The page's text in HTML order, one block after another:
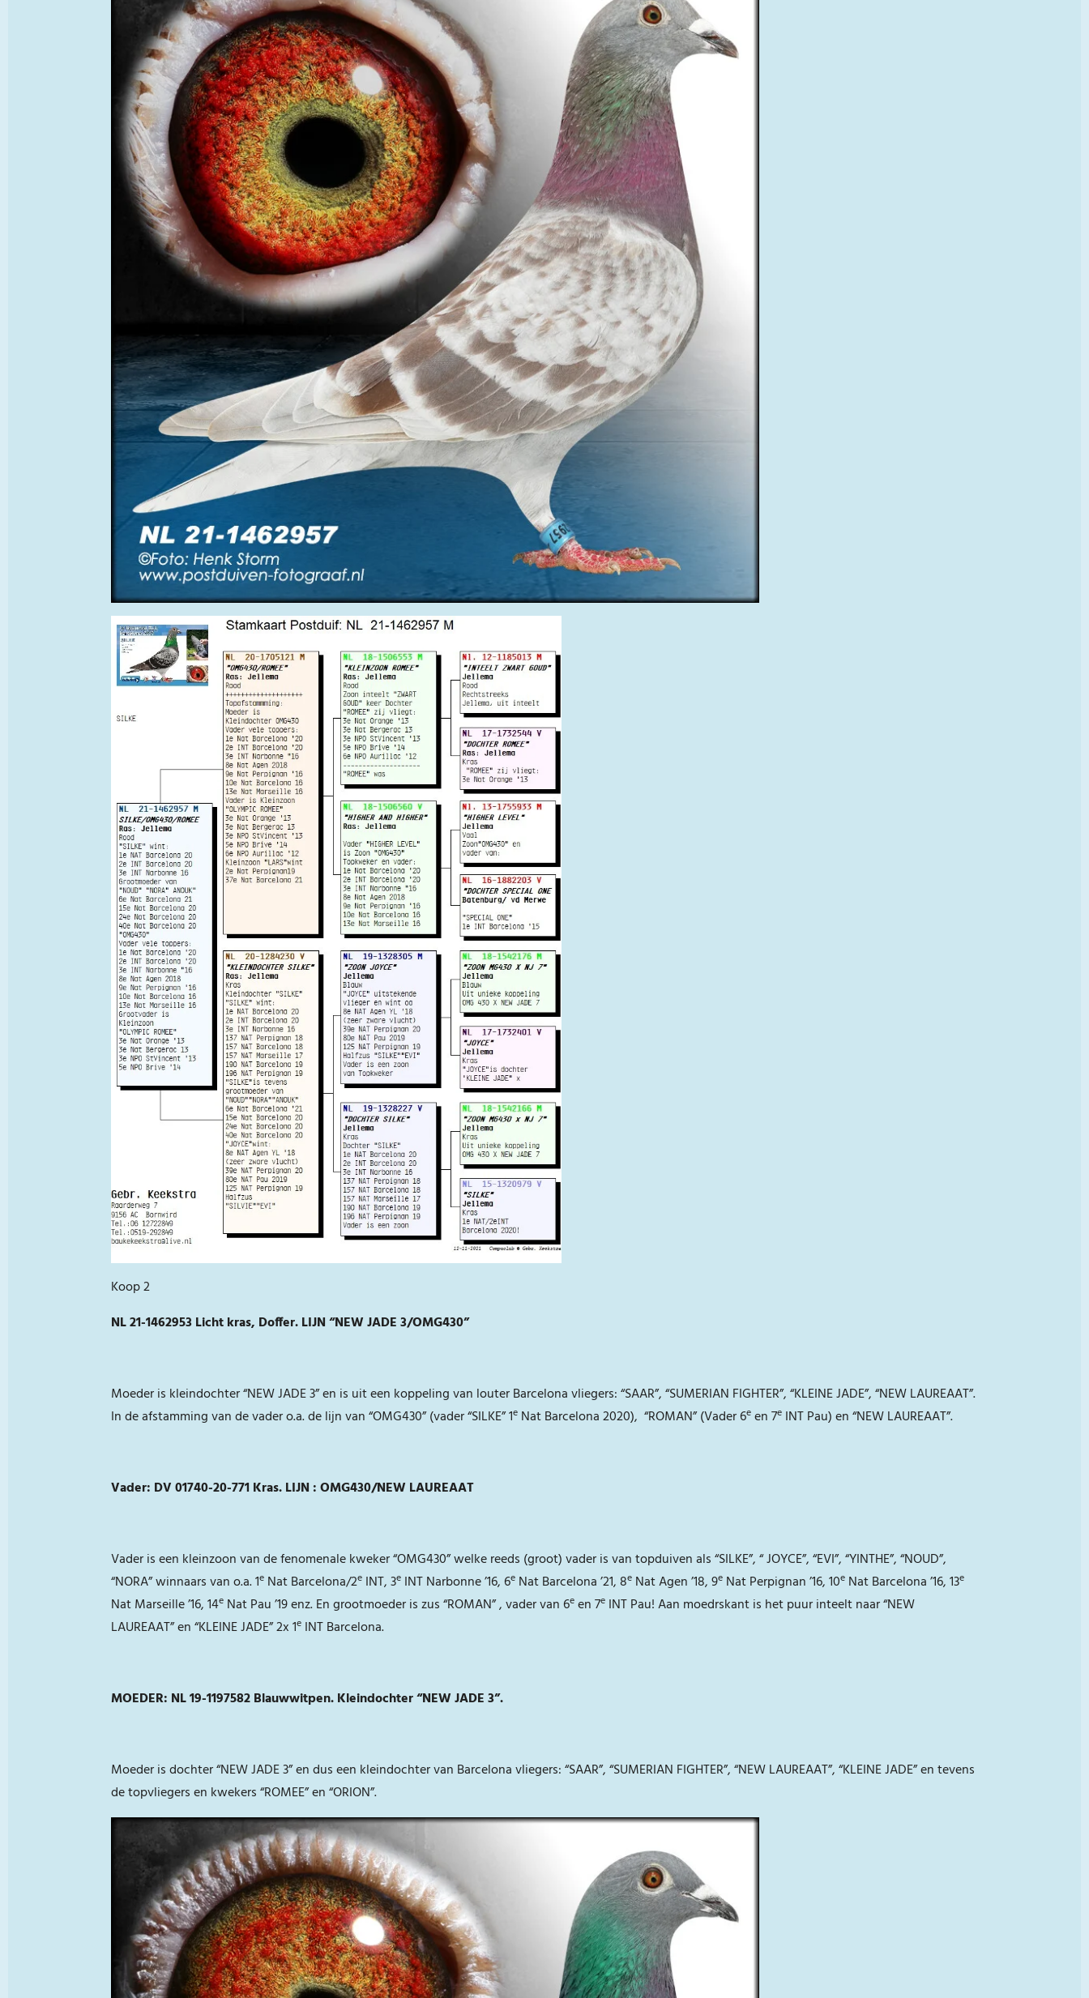
Koop 2
NL 21-1462953 Licht kras, Doffer. LIJN “NEW JADE 3/OMG430”
Moeder is kleindochter “NEW JADE 3” en is uit een koppeling van louter Barcelona vliegers: “SAAR”, “SUMERIAN FIGHTER”, “KLEINE JADE”, “NEW LAUREAAT”.
In de afstamming van de vader o.a. de lijn van “OMG430” (vader “SILKE” 1e Nat Barcelona 2020), “ROMAN” (Vader 6e en 7e INT Pau) en “NEW LAUREAAT”.
Vader: DV 01740-20-771 Kras.LIJN : OMG430/NEW LAUREAAT
Vader is een kleinzoon van de fenomenale kweker “OMG430” welke reeds (groot) vader is van topduiven als “SILKE”, “ JOYCE”, “EVI”, “YINTHE”, “NOUD”,
“NORA” winnaars van o.a. 1e Nat Barcelona/2e INT, 3e INT Narbonne ’16, 6e Nat Barcelona ’21, 8e Nat Agen ’18, 9e Nat Perpignan ’16, 10e Nat Barcelona ’16, 13e
Nat Marseille ’16, 14e Nat Pau ’19 enz. En grootmoeder is zus “ROMAN” , vader van 6e en 7e INT Pau! Aan moedrskant is het puur inteelt naar “NEW
LAUREAAT” en “KLEINE JADE” 2x 1e INT Barcelona.
MOEDER: NL 19-1197582 Blauwwitpen. Kleindochter “NEW JADE 3”.
Moeder is dochter “NEW JADE 3” en dus een kleindochter van Barcelona vliegers: “SAAR”, “SUMERIAN FIGHTER”, “NEW LAUREAAT”, “KLEINE JADE” en tevens
de topvliegers en kwekers “ROMEE” en “ORION”.